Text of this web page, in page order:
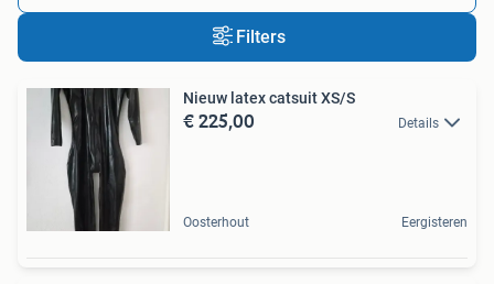
Filters
Nieuw latex catsuit XS/S
€ 225,00 Details
Oosterhout Eergisteren